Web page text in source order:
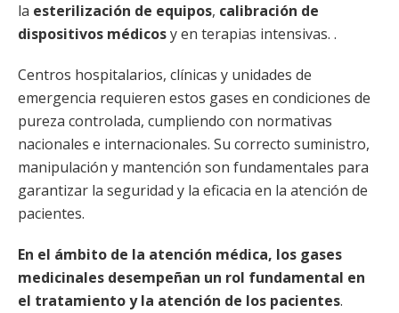
la esterilización de equipos, calibración de
dispositivos médicosy en terapias intensivas. .
Centros hospitalarios, clínicas y unidades de
emergencia requieren estos gases en condiciones de
pureza controlada, cumpliendo con normativas
nacionales e internacionales. Su correcto suministro,
manipulación y mantención son fundamentales para
garantizar la seguridad y la eficacia en la atención de
pacientes.
En el ámbito de la atención médica, los gases
medicinales desempeñan un rol fundamental en
el tratamiento y la atención de los pacientes.